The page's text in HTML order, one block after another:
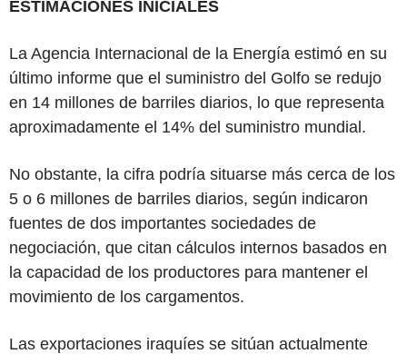
ESTIMACIONES INICIALES
La Agencia Internacional de la Energía estimó en su
último informe que el suministro del Golfo se redujo
en 14 millones de barriles diarios, lo que representa
aproximadamente el 14% del suministro mundial.
No obstante, la cifra podría situarse más cerca de los
5 o 6 millones de barriles diarios, según indicaron
fuentes de dos importantes sociedades de
negociación, que citan cálculos internos basados en
la capacidad de los productores para mantener el
movimiento de los cargamentos.
Las exportaciones iraquíes se sitúan actualmente